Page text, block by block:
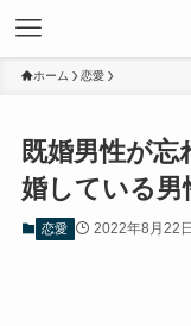
ホーム 恋愛
既婚男性が忘
婚している男
恋愛 2022年8月22日